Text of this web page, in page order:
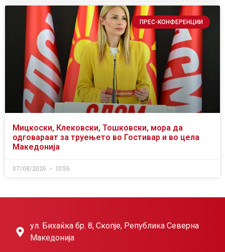
ПРЕС-КОНФЕРЕНЦИИ
Мицкоски, Клековски, Тошковски, мора да
одговараат за труењето во Гостивар и во цела
Македонија
07/08/2026 10:56
ул. Бихаќка бр. 8, Скопје, Република Северна
Македонија